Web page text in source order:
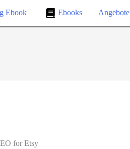
Ebook Ebooks Angebote